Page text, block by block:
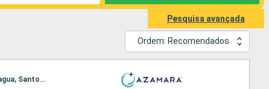
Pesquisa avançada
Ordem: Recomendados
Itinerário : Buenos Aires, Montevideu, Rio Grande do Sul, Porto Belo, Sao Francisco do sul, Paranagua, Santos, Ilhabela, Paraty, Rio de Janeiro